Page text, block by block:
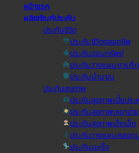
หน้าแรก
ผลิตภัณฑ์ประกัน
ประกันชีวิต
ประกันชีวิตตลอดชีพ
ประกันออมทรัพย์
ประกันวางแผนการศึ
ประกันบำนาญ
ประกันสุขภาพ
ประกันสุขภาพเบี้ยประ
ประกันสุขภาพเหมาจ่าย
ประกันสุขภาพเด็กเล็ก
ประกันวางแผนคลอด
ประกันมะเร็ง